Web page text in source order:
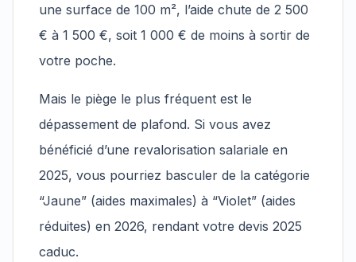
une surface de 100 m², l’aide chute de 2 500
€ à 1 500 €, soit 1 000 € de moins à sortir de
votre poche.
Mais le piège le plus fréquent est le
dépassement de plafond. Si vous avez
bénéficié d’une revalorisation salariale en
2025, vous pourriez basculer de la catégorie
“Jaune” (aides maximales) à “Violet” (aides
réduites) en 2026, rendant votre devis 2025
caduc.